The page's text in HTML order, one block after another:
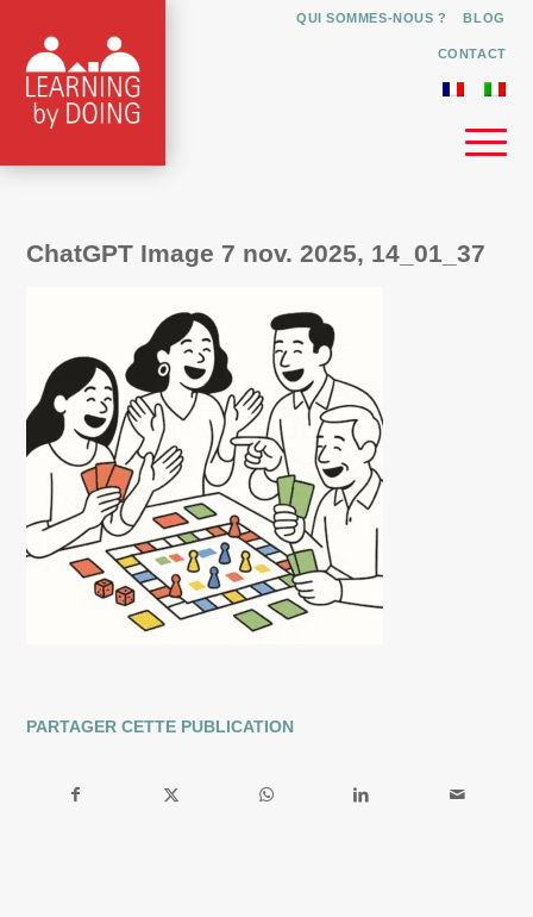
QUI SOMMES-NOUS ? BLOG
CONTACT
ChatGPT Image 7 nov. 2025, 14_01_37
PARTAGER CETTE PUBLICATION